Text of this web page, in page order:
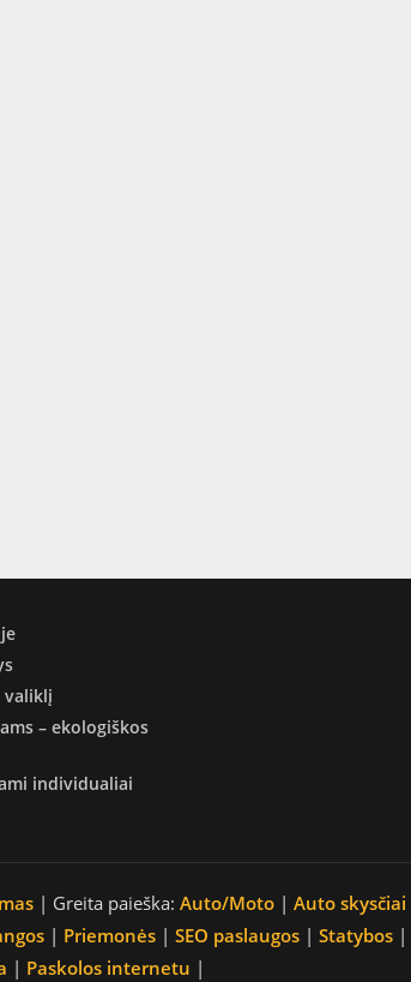
valiklį
– ekologiškos
individualiai
| Greita paieška: Auto/Moto | Auto skysčiai
| Priemonės | SEO paslaugos | Statybos |
| Paskolos internetu |